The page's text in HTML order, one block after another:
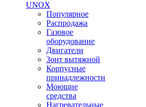
UNOX
Популярное
Распродажа
Газовое
оборудование
Двигатели
Зонт вытяжной
Корпусные
принадлежности
Моющие
средства
Нагревательные